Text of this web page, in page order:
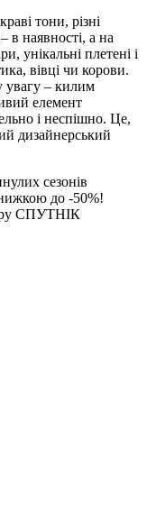
тони, різні
в наявності, а на
унікальні плетені і
вівці чи корови.
увагу – килим
елемент
і неспішно. Це,
дизайнерський
сезонів
до -50%!
СПУТНІК